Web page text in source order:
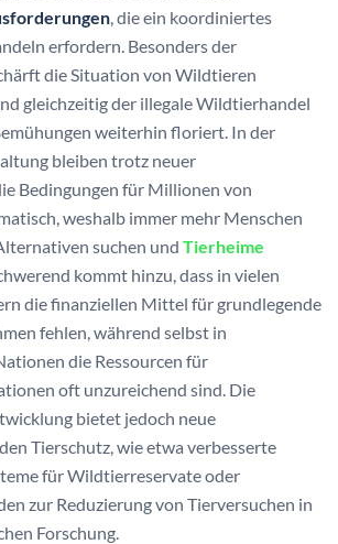
, die ein koordiniertes
erfordern. Besonders der
die Situation von Wildtieren
gleichzeitig der illegale Wildtierhandel
weiterhin floriert. In der
bleiben trotz neuer
Bedingungen für Millionen von
weshalb immer mehr Menschen
suchen und Tierheime
kommt hinzu, dass in vielen
die finanziellen Mittel für grundlegende
fehlen, während selbst in
die Ressourcen für
oft unzureichend sind. Die
bietet jedoch neue
Tierschutz, wie etwa verbesserte
für Wildtierreservate oder
zur Reduzierung von Tierversuchen in
Forschung.